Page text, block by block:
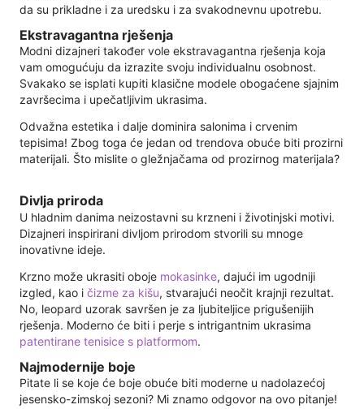
da su prikladne i za uredsku i za svakodnevnu upotrebu.
Ekstravagantna rješenja
Modni dizajneri također vole ekstravagantna rješenja koja
vam omogućuju da izrazite svoju individualnu osobnost.
Svakako se isplati kupiti klasične modele obogaćene sjajnim
završecima i upečatljivim ukrasima.
Odvažna estetika i dalje dominira salonima i crvenim
tepisima! Zbog toga će jedan od trendova obuće biti prozirni
materijali. Što mislite o gležnjačama od prozirnog materijala?
Divlja priroda
U hladnim danima neizostavni su krzneni i životinjski motivi.
Dizajneri inspirirani divljom prirodom stvorili su mnoge
inovativne ideje.
Krzno može ukrasiti oboje mokasinke, dajući im ugodniji
izgled, kao i čizme za kišu, stvarajući neočit krajnji rezultat.
No, leopard uzorak savršen je za ljubiteljice prigušenijih
rješenja. Moderno će biti i perje s intrigantnim ukrasima
patentirane tenisice s platformom.
Najmodernije boje
Pitate li se koje će boje obuće biti moderne u nadolazećoj
jesensko-zimskoj sezoni? Mi znamo odgovor na ovo pitanje!